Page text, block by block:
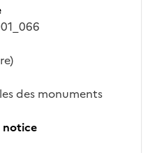
des monuments
notice